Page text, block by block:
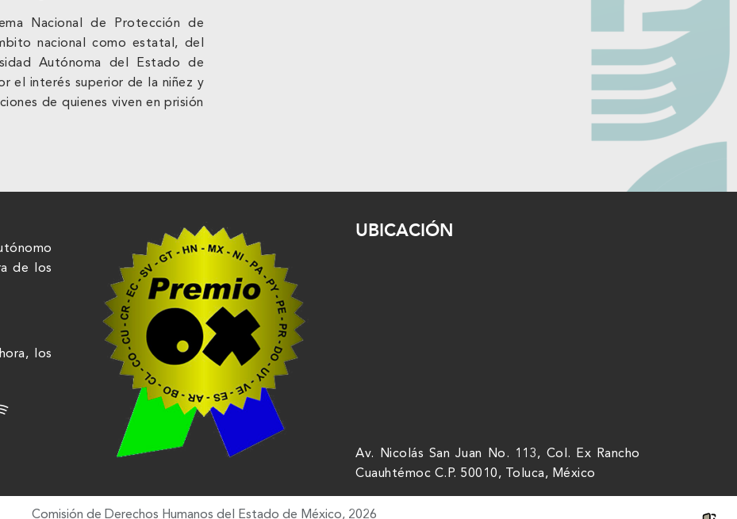
Nacional de Protección de
nacional como estatal, del
Autónoma del Estado de
el interés superior de la niñez y
de quienes viven en prisión
de los
los
UBICACIÓN
Av. Nicolás San Juan No. 113, Col. Ex Rancho
Cuauhtémoc C.P. 50010, Toluca, México
Comisión de Derechos Humanos del Estado de México, 2026